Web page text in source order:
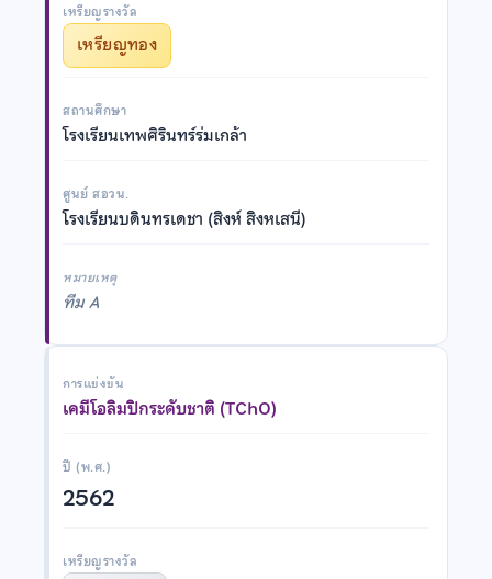
เหรียญรางวัล
เหรียญทอง
สถานศึกษา
โรงเรียนเทพศิรินทร์ร่มเกล้า
ศูนย์ สอวน.
โรงเรียนบดินทรเดชา (สิงห์ สิงหเสนี)
หมายเหตุ
ทีม A
การแข่งขัน
เคมีโอลิมปิกระดับชาติ (TChO)
ปี (พ.ศ.)
2562
เหรียญรางวัล